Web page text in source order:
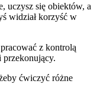
uczysz się obiektów, a
widział korzyść w
z kontrolą
przekonujący.
ćwiczyć różne